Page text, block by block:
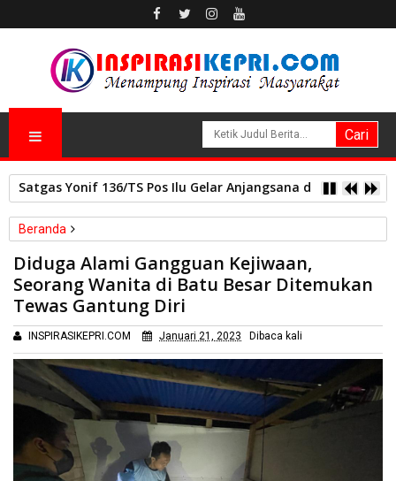
Satgas Yonif 136/TS Pos Ilu Gelar Anjangsana dan Bagikan
Beranda
Diduga Alami Gangguan Kejiwaan, Seorang Wanita di Batu Besar
Ditemukan Tewas Gantung Diri
Diduga Alami Gangguan Kejiwaan,
Seorang Wanita di Batu Besar Ditemukan
Tewas Gantung Diri
INSPIRASIKEPRI.COM Januari 21, 2023 Dibaca kali